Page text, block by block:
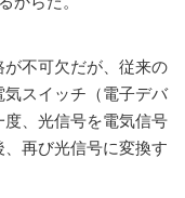
不可欠だが、従来の
スイッチ（電子デバ
、光信号を電気信号
再び光信号に変換す